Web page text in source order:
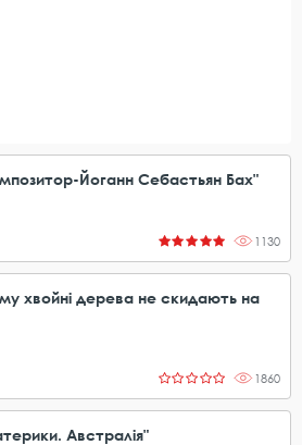
Йоганн Себастьян Бах"
1130
хвойні дерева не скидають на
1860
Австралія"